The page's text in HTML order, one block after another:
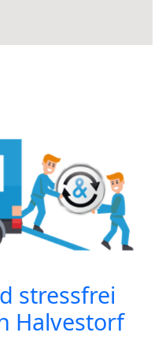
stressfrei
Halvestorf